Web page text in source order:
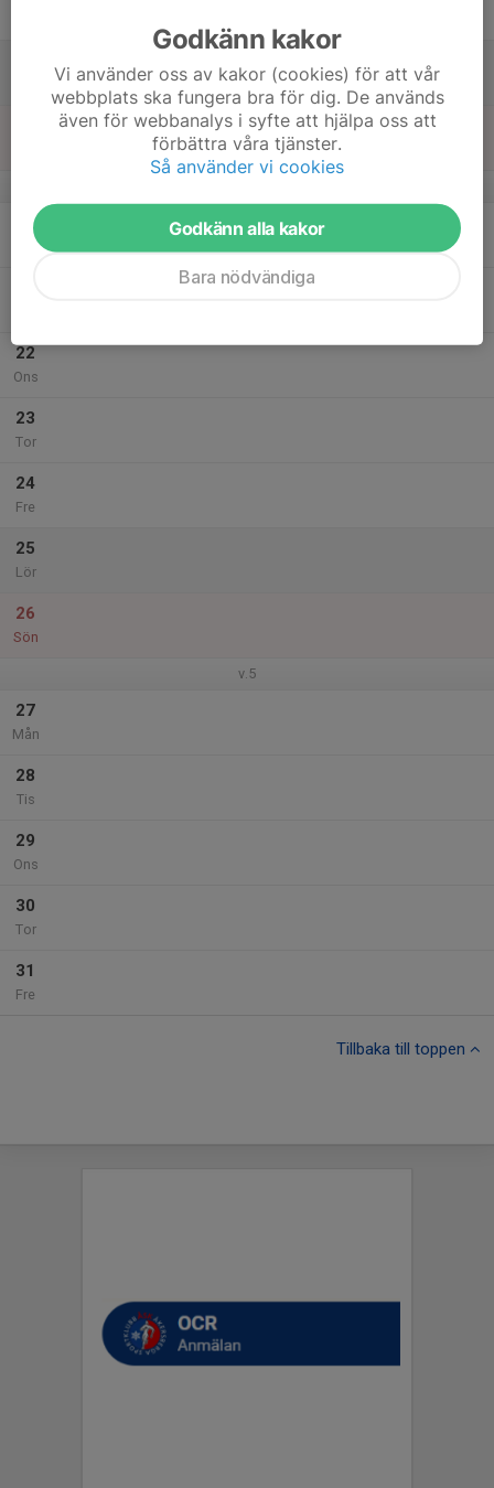
20
Mån
22
Ons
23
Tor
24
Fre
25
Lör
26
Sön
v.5
27
Mån
28
Tis
29
Ons
30
Tor
31
Fre
Tillbaka till toppen
Godkänn kakor
Vi använder oss av kakor (cookies) för att vår
webbplats ska fungera bra för dig. De används
även för webbanalys i syfte att hjälpa oss att
förbättra våra tjänster.
Så använder vi cookies
Godkänn alla kakor
Bara nödvändiga